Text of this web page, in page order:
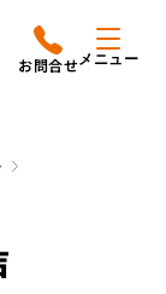
メニュー